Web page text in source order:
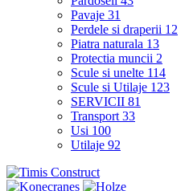
Pavaje 31
Perdele si draperii 12
Piatra naturala 13
Protectia muncii 2
Scule si unelte 114
Scule si Utilaje 123
SERVICII 81
Transport 33
Usi 100
Utilaje 92